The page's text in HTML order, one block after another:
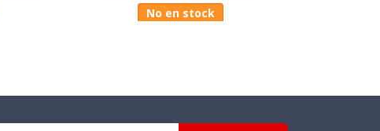
No en stock